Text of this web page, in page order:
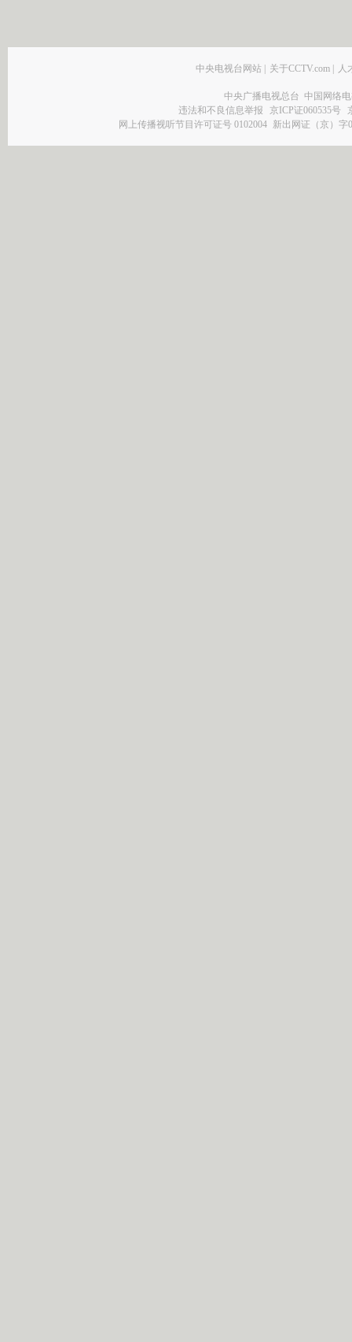
中央电视台网站 | 关于CCTV.com | 人
中央广播电视总台 中国网络
违法和不良信息举报
京ICP证060535号
网上传播视听节目许可证号 0102004 新出网证（京）